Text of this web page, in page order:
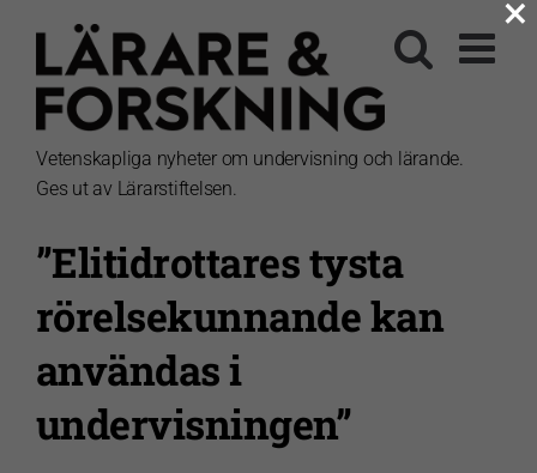
innehållet
Vetenskapliga nyheter om undervisning och lärande.
Ges ut av Lärarstiftelsen.
”Elitidrottares tysta
rörelsekunnande kan
användas i
undervisningen”